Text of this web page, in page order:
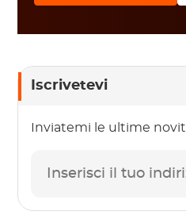
Iscrivetevi
Inviatemi le ultime